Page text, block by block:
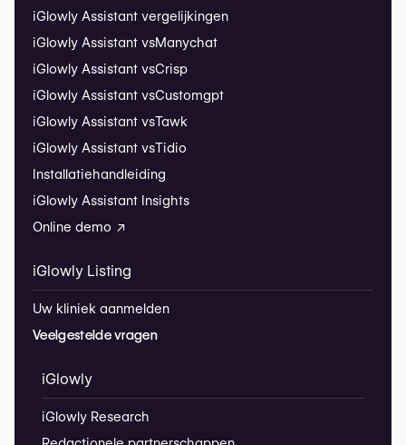
iGlowly Assistant vergelijkingen
iGlowly Assistant vsManychat
iGlowly Assistant vsCrisp
iGlowly Assistant vsCustomgpt
iGlowly Assistant vsTawk
iGlowly Assistant vsTidio
Installatiehandleiding
iGlowly Assistant Insights
Online demo ↗
iGlowly Listing
Uw kliniek aanmelden
Veelgestelde vragen
iGlowly
iGlowly Research